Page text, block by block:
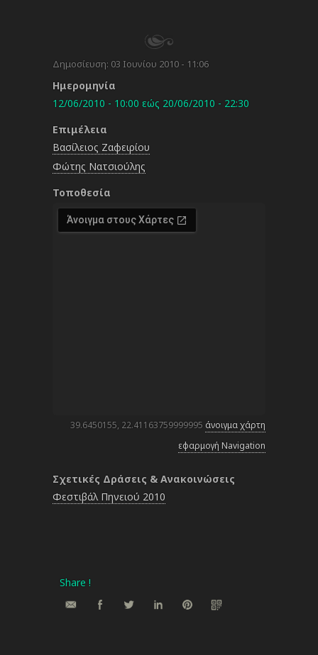
Δημοσίευση: 03 Ιουνίου 2010 - 11:06
Ημερομηνία
12/06/2010 - 10:00 εώς 20/06/2010 - 22:30
Επιμέλεια
Βασίλειος Ζαφειρίου
Φώτης Νατσιούλης
Τοποθεσία
39.6450155, 22.41163759999995 άνοιγμα χάρτη
εφαρμογή Navigation
Σχετικές Δράσεις & Ανακοινώσεις
Φεστιβάλ Πηνειού 2010
Share !